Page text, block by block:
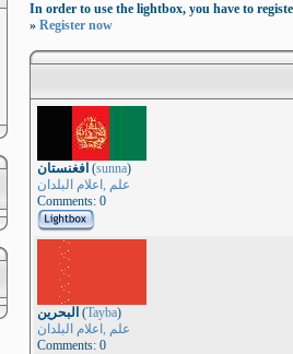
In order to use the lightbox, you have to
» Register now
افغنستان (sunna)
علم ,اعلام البلدان
Comments: 0
البحرين (Tayba)
علم ,اعلام البلدان
Comments: 0